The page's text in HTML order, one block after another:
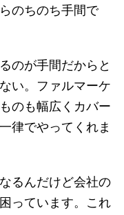
のちのち手間で
のが手間だからと
い。ファルマーケ
のも幅広くカバー
律でやってくれま
るんだけど会社の
っています。これ